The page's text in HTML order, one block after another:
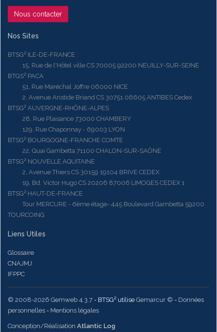
Nous contacter
Nos Sites
BTSG² ILE-DE-FRANCE
15, Rue de l'Hôtel ville CS 70005 92200 NEUILLY-SUR-SEINE
BTGS² PACA
51, Rue Maréchal Joffre 06000 NICE
2, Avenue Aristide Briand CS 30751 06605 ANTIBES Cedex
BTSG² AUVERGNE-RHÔNE-ALPES
28, Rue Plaisance 73000 CHAMBERY
129, Rue Chaponnay - 69003 LYON
BTSG² BOURGOGNE-FRANCHE COMTE
22, Quai Gambetta 71100 CHALON-SUR-SAÔNE
BTSG² NOUVELLE AQUITAINE
2, Avenue Thiers CS 30159 19104 BRIVE CEDEX
19, Bd. Victor Hugo CS 20206 87006 LIMOGES CEDEX 1
BTSG² HAUT-DE-FRANCE
Tour MERCURE - 6ème étage- 445 Boulevard Gambetta 59200
TOURCOING
Liens Utiles
Glossaire
CNAJMJ
IFPPC
© 2008-2026 Gemweb 4.3.7 - BTSG² utilise Gemarcur © - Données
personnelles - Mentions légales
Conception/Réalisation Atlantic Log